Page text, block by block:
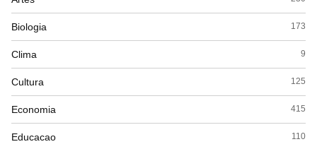
Biologia 173
Clima 9
Cultura 125
Economia 415
Educacao 110